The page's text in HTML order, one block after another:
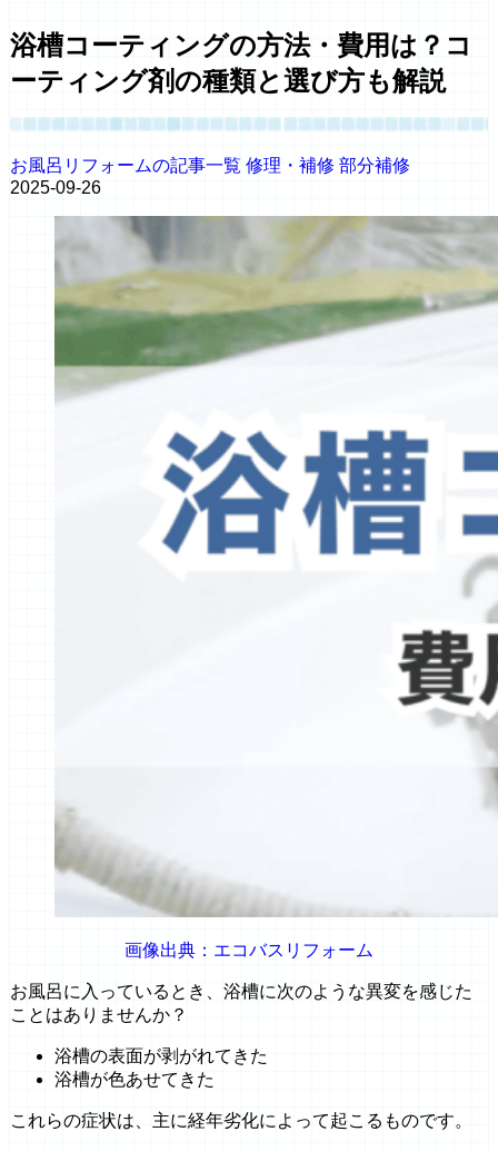
浴槽コーティングの方法・費用は？コ
ーティング剤の種類と選び方も解説
お風呂リフォームの記事一覧 修理・補修 部分補修
2025-09-26
画像出典：エコバスリフォーム
お風呂に入っているとき、浴槽に次のような異変を感じた
ことはありませんか？
浴槽の表面が剥がれてきた
浴槽が色あせてきた
これらの症状は、主に経年劣化によって起こるものです。